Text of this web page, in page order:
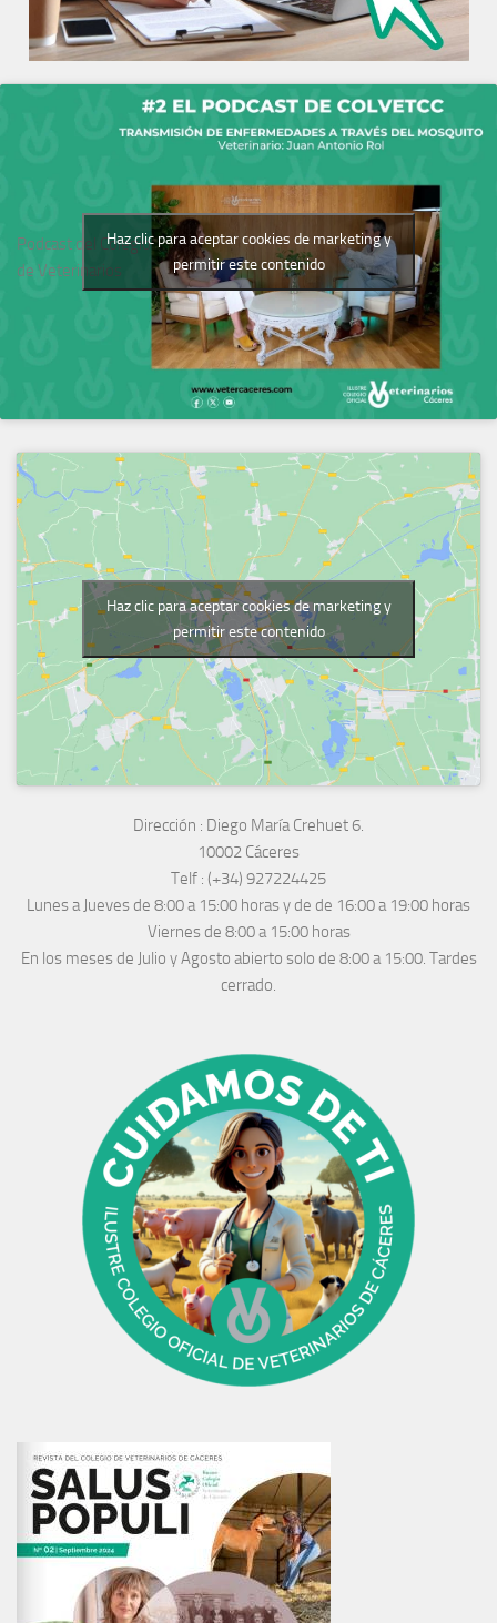
Podcast del Colegio
de Veterinarios
Haz clic para aceptar cookies de marketing y
permitir este contenido
Haz clic para aceptar cookies de marketing y
permitir este contenido
Dirección : Diego María Crehuet 6.
10002 Cáceres
Telf : (+34) 927224425
Lunes a Jueves de 8:00 a 15:00 horas y de de 16:00 a 19:00 horas
Viernes de 8:00 a 15:00 horas
En los meses de Julio y Agosto abierto solo de 8:00 a 15:00. Tardes
cerrado.